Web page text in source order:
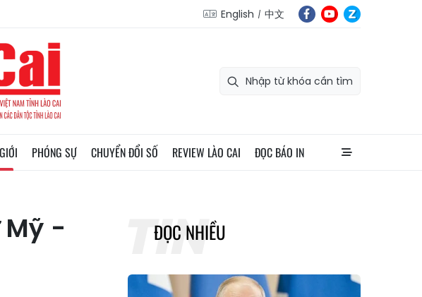
English 中文
PHÓNG SỰ CHUYỂN ĐỔI SỐ REVIEW LÀO CAI ĐỌC BÁO IN
Mỹ -
ĐỌC NHIỀU